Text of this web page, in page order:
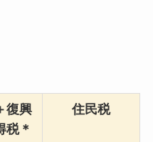
復興
税＊
住民税